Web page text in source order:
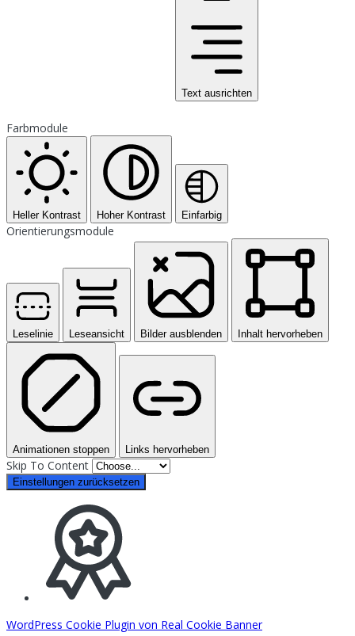
Text ausrichten
Farbmodule
Heller Kontrast Hoher Kontrast Einfarbig
Orientierungsmodule
Leselinie Leseansicht Bilder ausblenden Inhalt hervorheben
Animationen stoppen Links hervorheben
Skip To Content
Einstellungen zurücksetzen
WordPress Cookie Plugin von Real Cookie Banner